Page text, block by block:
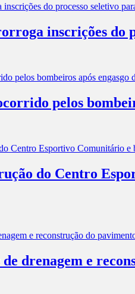
inscrições do
pelos
do Centro
drenagem e